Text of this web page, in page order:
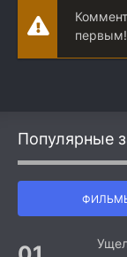
первым!
Популярные